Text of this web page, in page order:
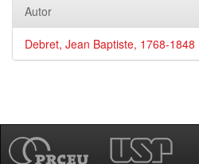
Autor
Debret, Jean Baptiste, 1768-1848